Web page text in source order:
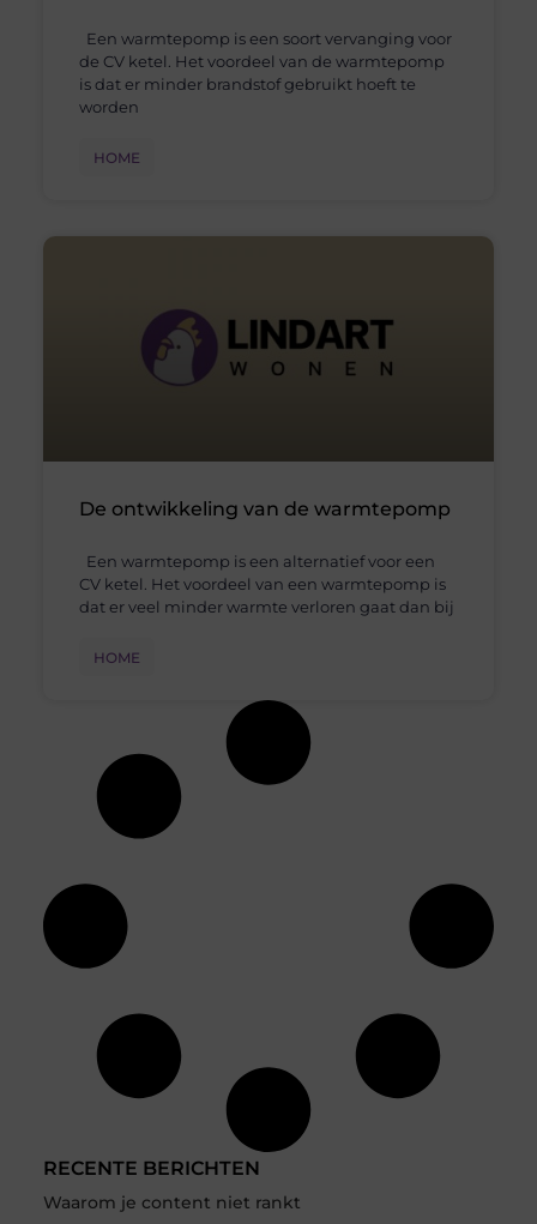
RECENTE BERICHTEN
Waarom je content niet rankt
Een warmtepomp is een soort vervanging voor
de CV ketel. Het voordeel van de warmtepomp
is dat er minder brandstof gebruikt hoeft te
worden
HOME
De ontwikkeling van de warmtepomp
Een warmtepomp is een alternatief voor een
CV ketel. Het voordeel van een warmtepomp is
dat er veel minder warmte verloren gaat dan bij
HOME